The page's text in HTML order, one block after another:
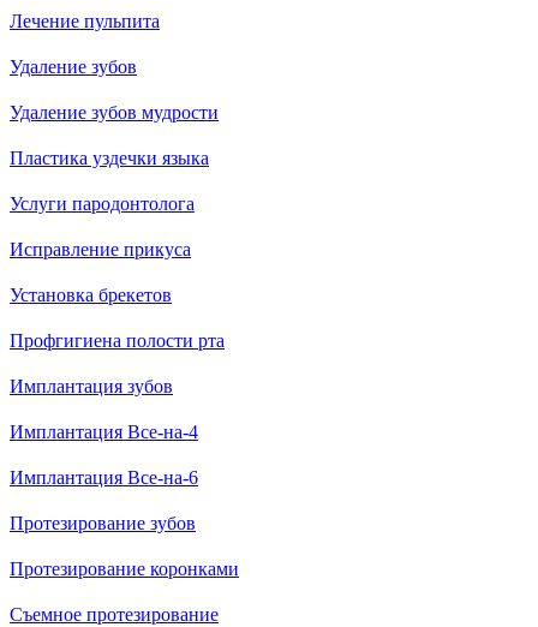
Лечение пульпита
Удаление зубов
Удаление зубов мудрости
Пластика уздечки языка
Услуги пародонтолога
Исправление прикуса
Установка брекетов
Профгигиена полости рта
Имплантация зубов
Имплантация Все-на-4
Имплантация Все-на-6
Протезирование зубов
Протезирование коронками
Съемное протезирование